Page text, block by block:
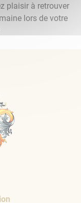
plaisir à retrouver
lors de votre